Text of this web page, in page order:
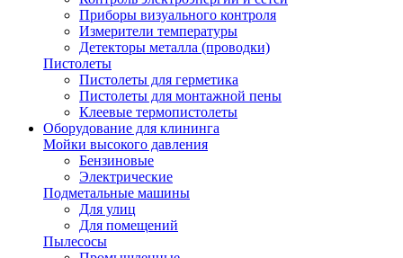
Приборы визуального контроля
Измерители температуры
Детекторы металла (проводки)
Пистолеты
Пистолеты для герметика
Пистолеты для монтажной пены
Клеевые термопистолеты
Оборудование для клининга
Мойки высокого давления
Бензиновые
Электрические
Подметальные машины
Для улиц
Для помещений
Пылесосы